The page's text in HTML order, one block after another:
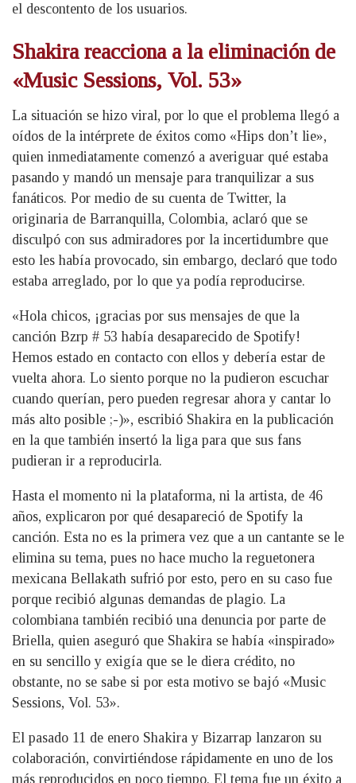
el descontento de los usuarios.
Shakira reacciona a la eliminación de
«Music Sessions, Vol. 53»
La situación se hizo viral, por lo que el problema llegó a
oídos de la intérprete de éxitos como «Hips don’t lie»,
quien inmediatamente comenzó a averiguar qué estaba
pasando y mandó un mensaje para tranquilizar a sus
fanáticos. Por medio de su cuenta de Twitter, la
originaria de Barranquilla, Colombia, aclaró que se
disculpó con sus admiradores por la incertidumbre que
esto les había provocado, sin embargo, declaró que todo
estaba arreglado, por lo que ya podía reproducirse.
«Hola chicos, ¡gracias por sus mensajes de que la
canción Bzrp # 53 había desaparecido de Spotify!
Hemos estado en contacto con ellos y debería estar de
vuelta ahora. Lo siento porque no la pudieron escuchar
cuando querían, pero pueden regresar ahora y cantar lo
más alto posible ;-)», escribió Shakira en la publicación
en la que también insertó la liga para que sus fans
pudieran ir a reproducirla.
Hasta el momento ni la plataforma, ni la artista, de 46
años, explicaron por qué desapareció de Spotify la
canción. Esta no es la primera vez que a un cantante se le
elimina su tema, pues no hace mucho la reguetonera
mexicana Bellakath sufrió por esto, pero en su caso fue
porque recibió algunas demandas de plagio. La
colombiana también recibió una denuncia por parte de
Briella, quien aseguró que Shakira se había «inspirado»
en su sencillo y exigía que se le diera crédito, no
obstante, no se sabe si por esta motivo se bajó «Music
Sessions, Vol. 53».
El pasado 11 de enero Shakira y Bizarrap lanzaron su
colaboración, convirtiéndose rápidamente en uno de los
más reproducidos en poco tiempo. El tema fue un éxito a